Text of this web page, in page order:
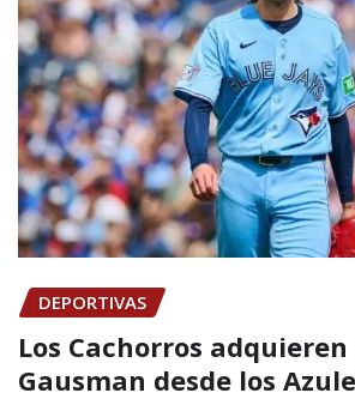
DEPORTIVAS
Los Cachorros
Gausman desde los